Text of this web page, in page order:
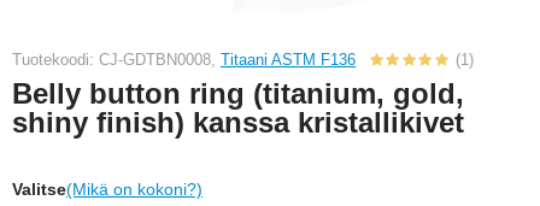
Tuotekoodi: CJ-GDTBN0008, Titaani ASTM F136 (1)
Belly button ring (titanium, gold,
shiny finish) kanssa kristallikivet
Valitse(Mikä on kokoni?)